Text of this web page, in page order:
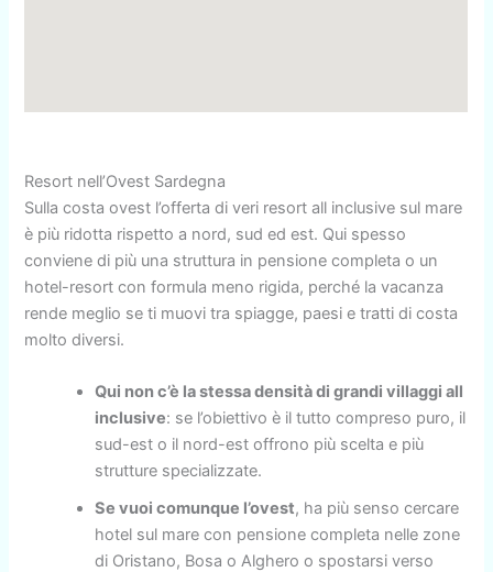
Resort nell’Ovest Sardegna
Sulla costa ovest l’offerta di veri resort all inclusive sul mare
è più ridotta rispetto a nord, sud ed est. Qui spesso
conviene di più una struttura in pensione completa o un
hotel-resort con formula meno rigida, perché la vacanza
rende meglio se ti muovi tra spiagge, paesi e tratti di costa
molto diversi.
Qui non c’è la stessa densità di grandi villaggi all
inclusive: se l’obiettivo è il tutto compreso puro, il
sud-est o il nord-est offrono più scelta e più
strutture specializzate.
Se vuoi comunque l’ovest, ha più senso cercare
hotel sul mare con pensione completa nelle zone
di Oristano, Bosa o Alghero o spostarsi verso